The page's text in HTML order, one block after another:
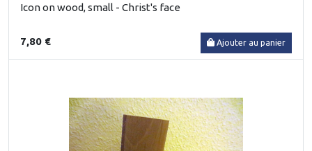
Icon on wood, small - Christ's face
7,80 € Ajouter au panier